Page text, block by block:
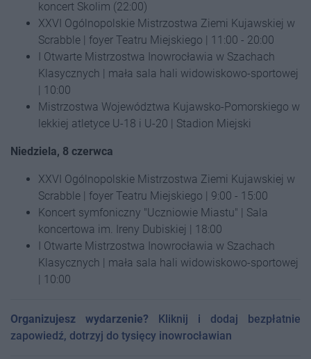
koncert Skolim (22:00)
XXVI Ogólnopolskie Mistrzostwa Ziemi Kujawskiej w
Scrabble | foyer Teatru Miejskiego | 11:00 - 20:00
I Otwarte Mistrzostwa Inowrocławia w Szachach
Klasycznych | mała sala hali widowiskowo-sportowej
| 10:00
Mistrzostwa Województwa Kujawsko-Pomorskiego w
lekkiej atletyce U-18 i U-20 | Stadion Miejski
Niedziela, 8 czerwca
XXVI Ogólnopolskie Mistrzostwa Ziemi Kujawskiej w
Scrabble | foyer Teatru Miejskiego | 9:00 - 15:00
Koncert symfoniczny "Uczniowie Miastu" | Sala
koncertowa im. Ireny Dubiskiej | 18:00
I Otwarte Mistrzostwa Inowrocławia w Szachach
Klasycznych | mała sala hali widowiskowo-sportowej
| 10:00
Organizujesz wydarzenie? Kliknij i dodaj bezpłatnie
zapowiedź, dotrzyj do tysięcy inowrocławian